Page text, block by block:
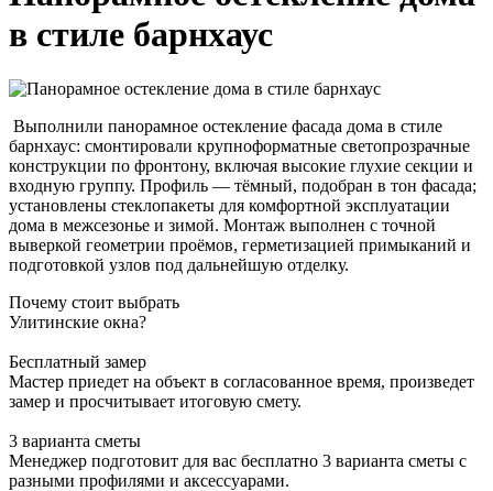
в стиле барнхаус
Выполнили панорамное остекление фасада дома в стиле
барнхаус: смонтировали крупноформатные светопрозрачные
конструкции по фронтону, включая высокие глухие секции и
входную группу. Профиль — тёмный, подобран в тон фасада;
установлены стеклопакеты для комфортной эксплуатации
дома в межсезонье и зимой. Монтаж выполнен с точной
выверкой геометрии проёмов, герметизацией примыканий и
подготовкой узлов под дальнейшую отделку.
Почему стоит выбрать
Улитинские окна?
Бесплатный замер
Мастер приедет на объект в согласованное время, произведет
замер и просчитывает итоговую смету.
3 варианта сметы
Менеджер подготовит для вас бесплатно 3 варианта сметы с
разными профилями и аксессуарами.